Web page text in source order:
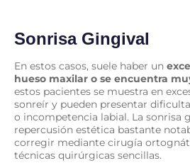
Sonrisa Gingival
En estos casos, suele haber un
hueso maxilar o se encuentra
estos pacientes se muestra en
sonreír y pueden presentar
o incompetencia labial. La sonrisa
repercusión estética bastante
corregir mediante cirugía
técnicas quirúrgicas sencillas.